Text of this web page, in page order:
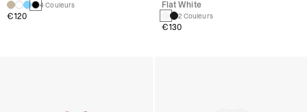
4 Couleurs
€120
Flat White
2 Couleurs
€130